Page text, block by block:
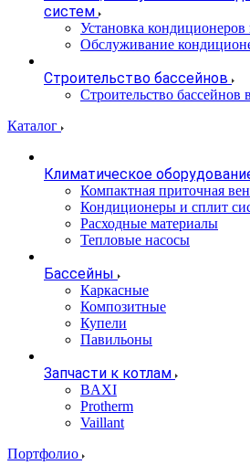
систем
Установка кондиционеров
Обслуживание
Строительство бассейнов
Строительство
Каталог
Климатическое
Компактная приточная
Кондиционеры и сплит
Расходные материалы
Тепловые насосы
Бассейны
Каркасные
Композитные
Купели
Павильоны
Запчасти к котлам
BAXI
Protherm
Vaillant
Портфолио